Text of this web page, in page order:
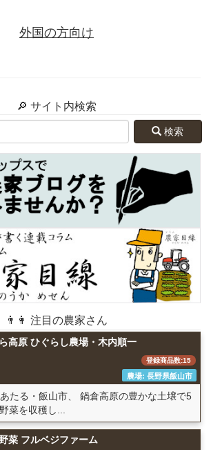
外国の方向け
🔎 サイト内検索
検索
👨👩 注目の農家さん
高原 ひぐらし農場・木内順一
登録商品数:15
農場: 長野県飯山市
たる・飯山市、 鍋倉高原の豊かな土壌で5
菜を収穫し...
菜 フルベジファーム